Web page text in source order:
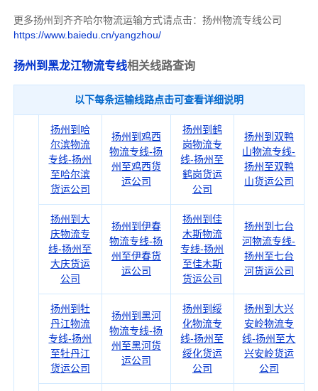
更多扬州到齐齐哈尔物流运输方式请点击：扬州物流专线公司
https://www.baiedu.cn/yangzhou/
扬州到黑龙江物流专线相关线路查询
以下每条运输线路点击可查看详细说明
扬州到哈
尔滨物流
专线-扬州
至哈尔滨
货运公司
扬州到鸡西
物流专线-扬
州至鸡西货
运公司
扬州到鹤
岗物流专
线-扬州至
鹤岗货运
公司
扬州到双鸭
山物流专线-
扬州至双鸭
山货运公司
扬州到大
庆物流专
线-扬州至
大庆货运
公司
扬州到伊春
物流专线-扬
州至伊春货
运公司
扬州到佳
木斯物流
专线-扬州
至佳木斯
货运公司
扬州到七台
河物流专线-
扬州至七台
河货运公司
扬州到牡
丹江物流
专线-扬州
至牡丹江
货运公司
扬州到黑河
物流专线-扬
州至黑河货
运公司
扬州到绥
化物流专
线-扬州至
绥化货运
公司
扬州到大兴
安岭物流专
线-扬州至大
兴安岭货运
公司